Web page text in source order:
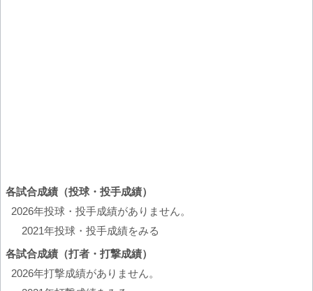
各試合成績（投球・投手成績）
2026年投球・投手成績がありません。
2021年投球・投手成績をみる
各試合成績（打者・打撃成績）
2026年打撃成績がありません。